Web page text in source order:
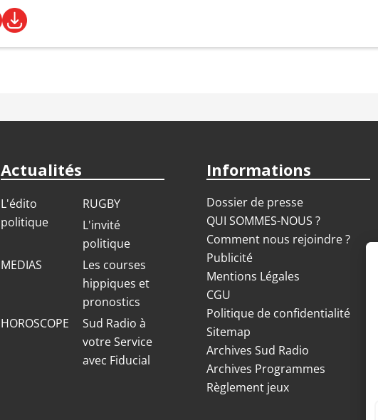
Actualités
L'édito
politique
RUGBY
L'invité
politique
MEDIAS
Les courses
hippiques et
pronostics
HOROSCOPE
Sud Radio à
votre Service
avec Fiducial
Informations
Dossier de presse
QUI SOMMES-NOUS ?
Comment nous rejoindre ?
Publicité
Mentions Légales
CGU
Politique de confidentialité
Sitemap
Archives Sud Radio
Archives Programmes
Règlement jeux